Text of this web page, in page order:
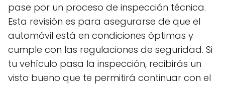
pase por un proceso de inspección técnica.
Esta revisión es para asegurarse de que el
automóvil está en condiciones óptimas y
cumple con las regulaciones de seguridad. Si
tu vehículo pasa la inspección, recibirás un
visto bueno que te permitirá continuar con el